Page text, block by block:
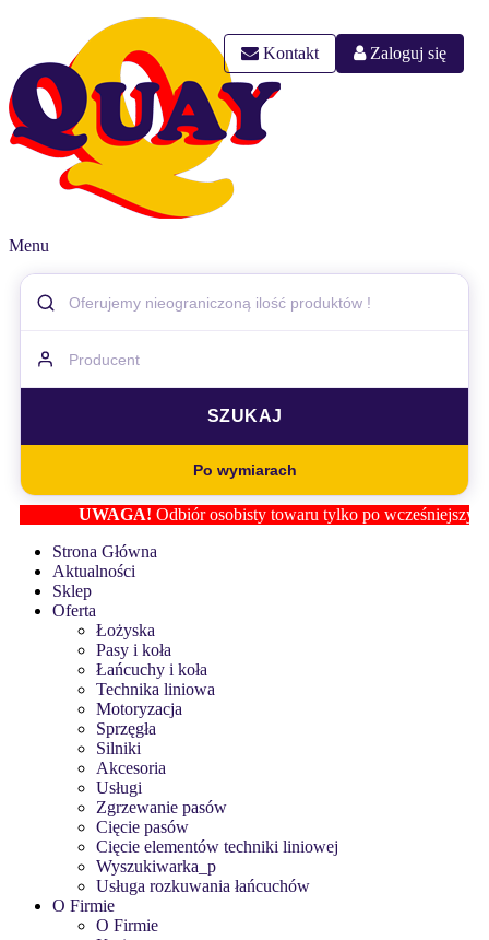
Kontakt Zaloguj się
Menu
Po wymiarach
UWAGA!Odbiór osobisty towaru tylko po wcześniejszym
Strona Główna
Aktualności
Sklep
Oferta
Łożyska
Pasy i koła
Łańcuchy i koła
Technika liniowa
Motoryzacja
Sprzęgła
Silniki
Akcesoria
Usługi
Zgrzewanie pasów
Cięcie pasów
Cięcie elementów techniki liniowej
Wyszukiwarka_p
Usługa rozkuwania łańcuchów
O Firmie
O Firmie